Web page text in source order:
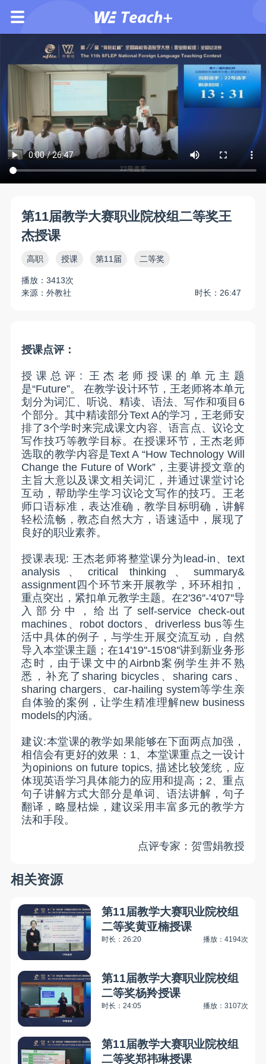
第11届教学大赛职业院校组二等奖王
杰授课
高职 授课 第11届 二等奖
播放：3413次
来源：外教社
时长：26:47
授课点评：
授课总评 : 王杰老师授课的单元主题
是“Future”。
在教学设计环节，王老师将本单元
划分为词汇、听说、精读、语法、写作和项目 6
个部分。其中精读部分Text A的学习，王老师安
排了3个学时来完成课文内容、语言点、议论文
写作技巧等教学目标。在授课环节，王杰老师
选取的教学内容是Text A “How Technology Will
Change the Future of Work” ，主要讲授文章的
主旨大意以及课文相关词汇，并通过课堂讨论
互动，帮助学生学习议论文写作的技巧。王老
师口语标准，表达准确，教学目标明确，讲解
轻松流畅，教态自然大方，语速适中，展现了
良好的职业素养。
授课表现: 王杰老师将整堂课分为lead-in 、 text
analysis 、 critical thinking 、 summary&
assignment四个环节来开展教学，环环相扣，
重点突出，紧扣单元教学主题。在2'36''-'4'07''导
入部分中，给出了self-service check-out
machines 、 robot doctors 、 driverless bus等生
活中具体的例子，与学生开展交流互动，自然
导入本堂课主题；在14'19''-15'08''讲到新业务形
态时，由于课文中的Airbnb案例学生并不熟
悉，补充了 sharing bicycles 、 sharing cars 、
sharing chargers、 car-hailing system等学生亲
自体验的案例，让学生精准理解new business
models的内涵。
建议:本堂课的教学如果能够在下面两点加强，
相信会有更好的效果： 1、本堂课重点之一设计
为opinions on future topics, 描述比较笼统，应
体现英语学习具体能力的应用和提高； 2、重点
句子讲解方式大部分是单词、语法讲解，句子
翻译，略显枯燥，建议采用丰富多元的教学方
法和手段。
点评专家：贺雪娟教授
相关资源
第11届教学大赛职业院校组
二等奖黄亚楠授课
时长：26:20 播放：4194次
第11届教学大赛职业院校组
二等奖杨羚授课
时长：24:05 播放：3107次
第11届教学大赛职业院校组
二等奖郑祎琳授课